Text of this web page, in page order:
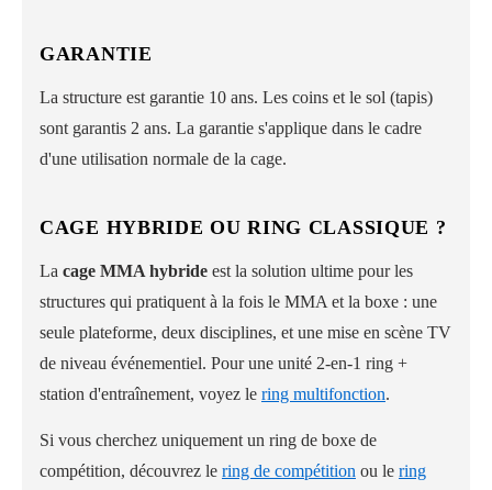
GARANTIE
La structure est garantie 10 ans. Les coins et le sol (tapis)
sont garantis 2 ans. La garantie s'applique dans le cadre
d'une utilisation normale de la cage.
CAGE HYBRIDE OU RING CLASSIQUE ?
La cage MMA hybride est la solution ultime pour les
structures qui pratiquent à la fois le MMA et la boxe : une
seule plateforme, deux disciplines, et une mise en scène TV
de niveau événementiel. Pour une unité 2-en-1 ring +
station d'entraînement, voyez le ring multifonction.
Si vous cherchez uniquement un ring de boxe de
compétition, découvrez le ring de compétition ou le ring